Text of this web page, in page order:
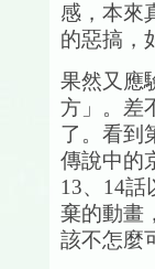
感，本來
的惡搞，
果然又應
方」。差
了。看到
傳說中的
13、14話
棄的動畫
該不怎麼